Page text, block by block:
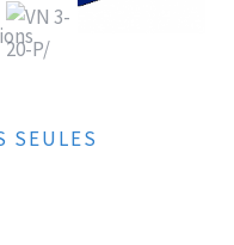
SEULES